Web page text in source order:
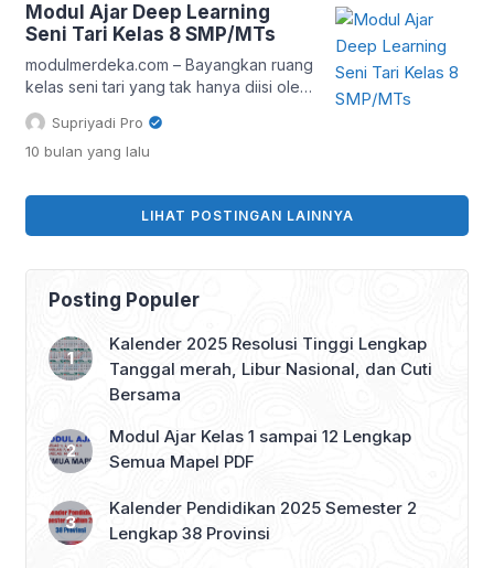
berubah total. Guru tak lagi sekadar
mengajarkan langkah-langkah tari, tapi
juga membantu siswa memahami makna
gerak, emosi dalam ekspresi tubuh, […]
Modul Ajar Deep Learning
Seni Tari Kelas 8 SMP/MTs
modulmerdeka.com – Bayangkan ruang
kelas seni tari yang tak hanya diisi oleh
dentuman gamelan atau irama musik
modern, tetapi juga oleh teknologi
cerdas yang mampu memahami pola
Modul Ajar Deep Learning Seni Tari
Kelas 8 SMP/MTs Kurikulum Merdeka.
Bukan sekadar pelajaran menari,
Supriyadi Pro
10 bulan yang lalu
LIHAT POSTINGAN LAINNYA
Posting Populer
Kalender 2025 Resolusi Tinggi Lengkap
Tanggal merah, Libur Nasional, dan Cuti
Bersama
Modul Ajar Kelas 1 sampai 12 Lengkap
Semua Mapel PDF
Kalender Pendidikan 2025 Semester 2
Lengkap 38 Provinsi